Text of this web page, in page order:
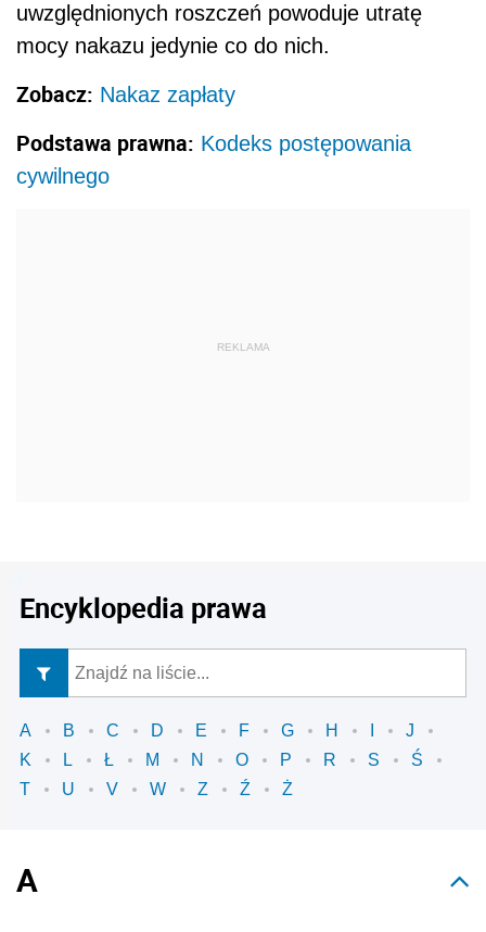
uwzględnionych roszczeń powoduje utratę
mocy nakazu jedynie co do nich.
Zobacz: Nakaz zapłaty
Podstawa prawna: Kodeks postępowania
cywilnego
REKLAMA
Encyklopedia prawa
A B C D E F G H
J
K
L Ł M N O P R S
Ś
T
U V W Z Ź Ż
A